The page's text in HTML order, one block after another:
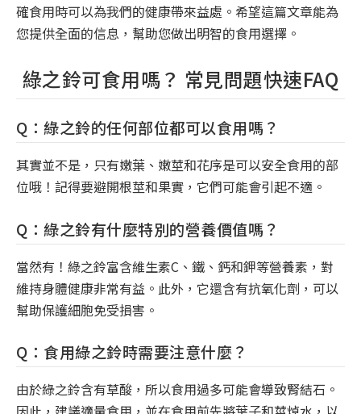
確食用時可以為我們的健康帶來益處。希望這篇文章能為
您提供全面的信息，幫助您做出明智的食用選擇。
綠之鈴可食用嗎？ 常見問題快速FAQ
Q：綠之鈴的任何部位都可以食用嗎？
其實並不是，只有嫩葉、嫩莖和花序是可以安全食用的部
位哦！記得要避開根莖和果實，它們可能會引起不適。
Q：綠之鈴有什麼特別的營養價值嗎？
當然有！綠之鈴富含維生素C、鐵、鈣和鉀等營養素，對
維持身體健康非常有益。此外，它還含有抗氧化劑，可以
幫助保護細胞免受損害。
Q：食用綠之鈴時需要注意什麼？
由於綠之鈴含有草酸，所以食用過多可能會導致腎結石。